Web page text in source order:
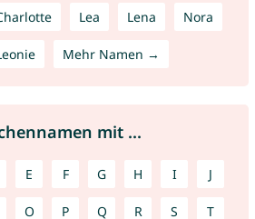
Lea Lena Nora
Mehr Namen →
mit ...
E F G H I J
O P Q R S T